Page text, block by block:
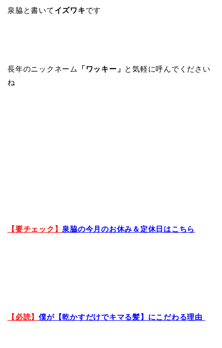
泉脇と書いて イズワキです
長年のニックネーム 「ワッキー」 と気軽に呼んでください
ね
【要チェック】 泉脇の今月のお休み＆定休日はこちら
【必読】僕が【乾かすだけでキマる髪】にこだわる理由